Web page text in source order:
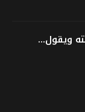
ويقول...